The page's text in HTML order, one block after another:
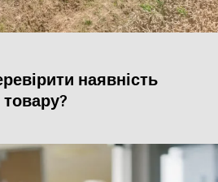
наявність
товару?